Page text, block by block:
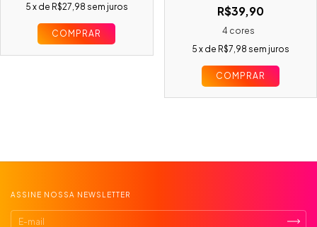
5 x de R$27,98 sem juros
COMPRAR
R$39,90
4 cores
5 x de R$7,98 sem juros
COMPRAR
ASSINE NOSSA NEWSLETTER